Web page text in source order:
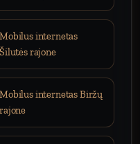
Mobilus internetas
Šilutės rajone
Mobilus internetas Biržų
rajone